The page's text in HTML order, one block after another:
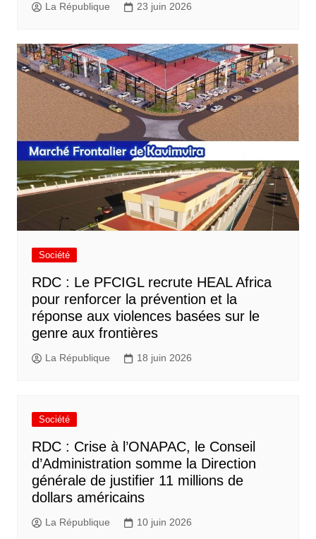
La République 23 juin 2026
Société
RDC : Le PFCIGL recrute HEAL Africa
pour renforcer la prévention et la
réponse aux violences basées sur le
genre aux frontières
La République 18 juin 2026
Société
RDC : Crise à l’ONAPAC, le Conseil
d’Administration somme la Direction
générale de justifier 11 millions de
dollars américains
La République 10 juin 2026